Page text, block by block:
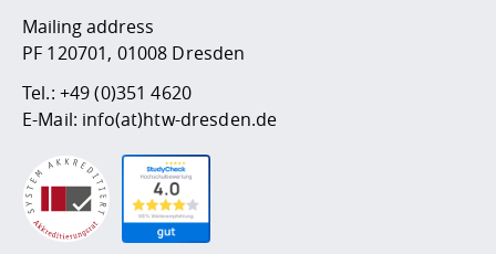
Mailing address
PF 120701, 01008 Dresden
Tel.: +49 (0)351 4620
E-Mail: info(at)htw-dresden.de